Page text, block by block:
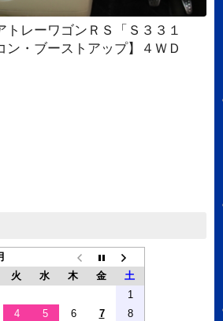
トレーワゴンＲＳ「Ｓ３３１
ン・ブーストアップ】４ＷＤ
火 水 木 金
土
1
4 5 6 7
8